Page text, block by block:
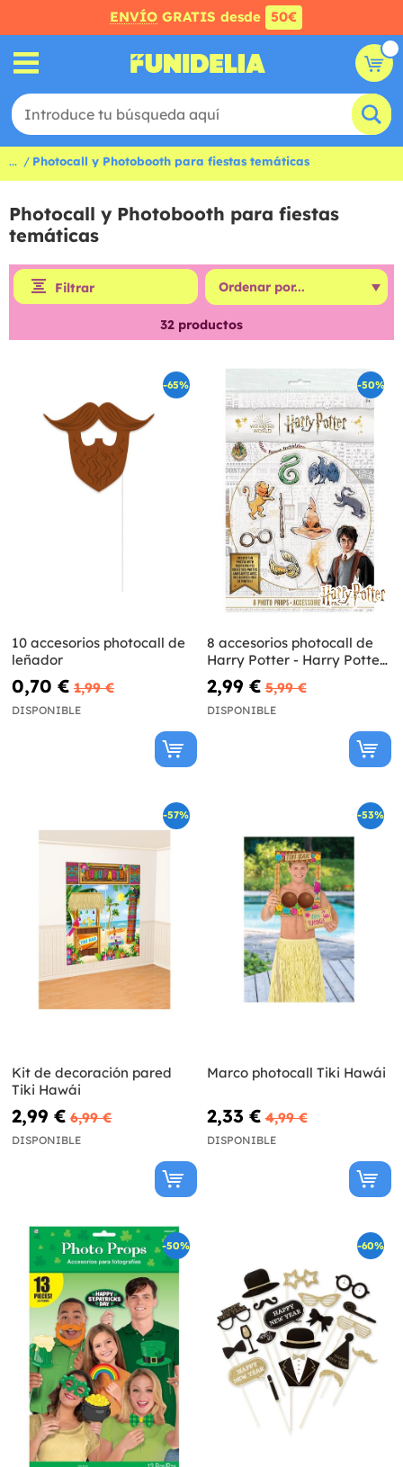
ENVÍO GRATIS desde 50€
... Photocall y Photobooth para fiestas temáticas
Photocall y Photobooth para fiestas
temáticas
Filtrar
32 productos
-65%
10 accesorios photocall de
leñador
0,70 € 1,99 €
DISPONIBLE
-50%
8 accesorios photocall de
Harry Potter - Harry Potter
World
2,99 € 5,99 €
DISPONIBLE
-57%
Kit de decoración pared
Tiki Hawái
2,99 € 6,99 €
DISPONIBLE
-53%
Marco photocall Tiki Hawái
2,33 € 4,99 €
DISPONIBLE
-50% -60%